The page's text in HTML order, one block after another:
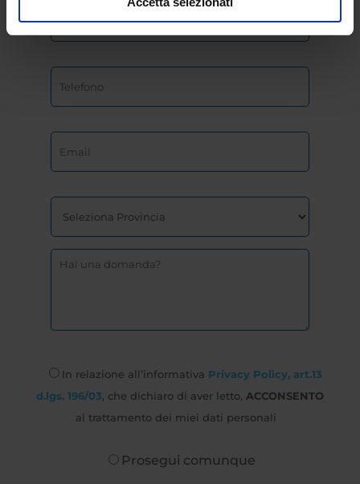
In relazione all’informativa Privacy Policy, art.13
d.lgs. 196/03 , che dichiaro di aver letto, ACCONSENTO
al trattamento dei miei dati personali
Prosegui comunque